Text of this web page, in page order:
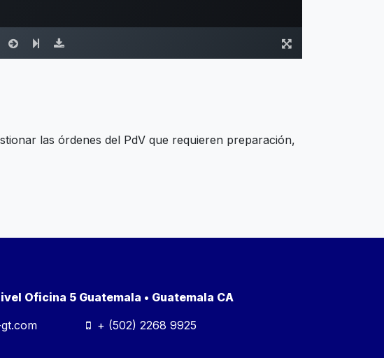
las órdenes del PdV que requieren preparación,
Oficina 5 Guatemala • Guatemala CA
+ (502) 2268 9925